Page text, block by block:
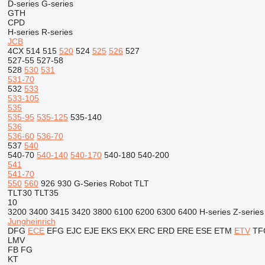
D-series G-series
GTH
CPD
H-series R-series
JCB
4CX 514 515 520 524 525 526 527
527-55 527-58
528 530 531
531-70
532 533
533-105
535
535-95 535-125 535-140
536
536-60 536-70
537 540
540-70 540-140 540-170 540-180 540-200
541
541-70
550 560 926 930 G-Series Robot TLT
TLT30 TLT35
10
3200 3400 3415 3420 3800 6100 6200 6300 6400 H-series Z-series
Jungheinrich
DFG ECE EFG EJC EJE EKS EKX ERC ERD ERE ESE ETM ETV
LMV
FB FG
KT